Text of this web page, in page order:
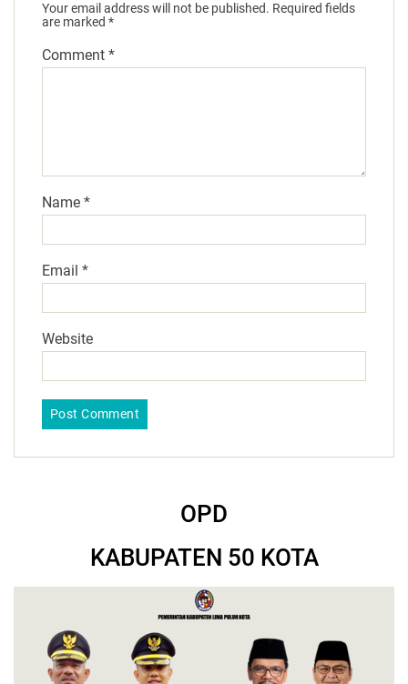
Your email address will not be published. Required fields
are marked *
Comment *
Name *
Email *
Website
OPD
KABUPATEN 50 KOTA